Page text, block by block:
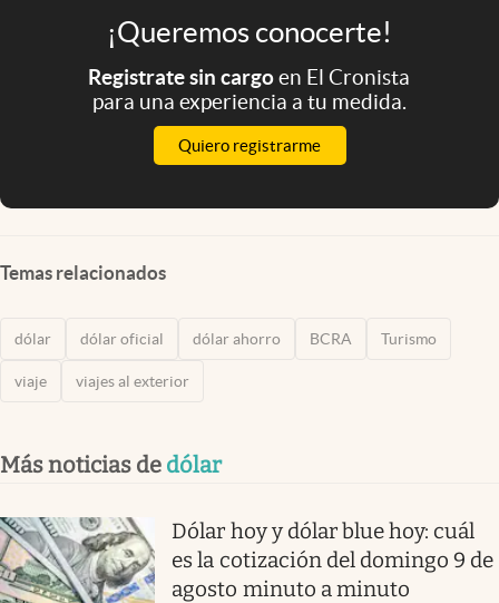
¡Queremos conocerte!
Registrate sin cargoen El Cronista
para una experiencia a tu medida.
Quiero registrarme
Temas relacionados
dólar dólar oficial dólar ahorro BCRA Turismo
viaje viajes al exterior
Más noticias de dólar
Dólar hoy y dólar blue hoy: cuál
es la cotización del domingo 9 de
agosto minuto a minuto